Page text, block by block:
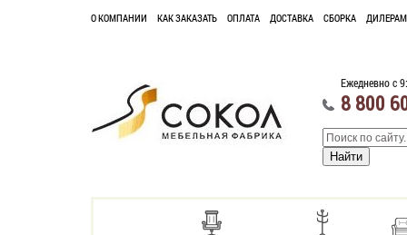
О КОМПАНИИ КАК ЗАКАЗАТЬ ОПЛАТА ДОСТАВКА СБОРКА ДИЛЕРАМ
Ежедневно с
8 800